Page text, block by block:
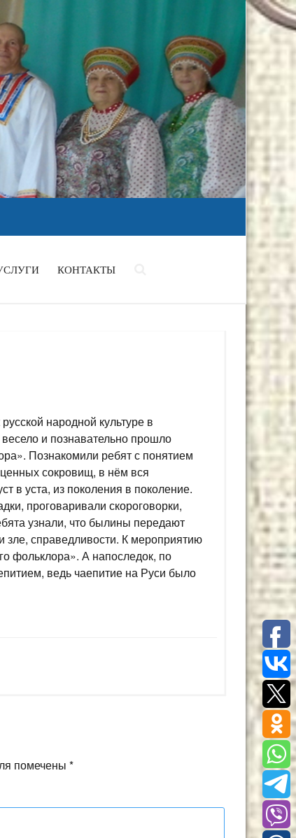
КОНТАКТЫ
народной культуре в
и познавательно прошло
Познакомили ребят с понятием
сокровищ, в нём вся
в уста, из поколения в поколение.
проговаривали скороговорки,
узнали, что былины передают
зле, справедливости. К мероприятию
фольклора». А напоследок, по
ведь чаепитие на Руси было
помечены *